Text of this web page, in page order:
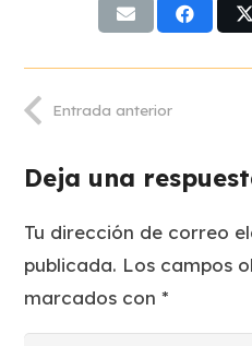
Entrada anterior
Deja una
Tu dirección de correo
publicada. Los campos
marcados con*